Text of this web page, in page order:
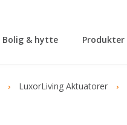
Bolig & hytte Produkter
LuxorLiving Aktuatorer